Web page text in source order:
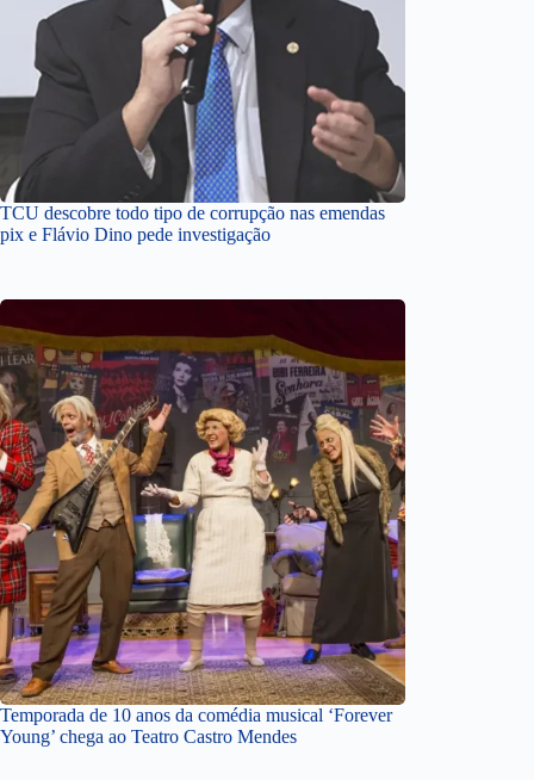
TCU descobre todo tipo de corrupção nas emendas
pix e Flávio Dino pede investigação
Temporada de 10 anos da comédia musical ‘Forever
Young’ chega ao Teatro Castro Mendes